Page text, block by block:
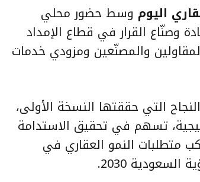
اليوم وسط حضور محلي
وصنّاع القرار في قطاع الإمداد
والمصنّعين ومزودي خدمات
التي حققتها النسخة الأولى،
تسهم في تحقيق الاستدامة
متطلبات النمو العقاري في
2030.